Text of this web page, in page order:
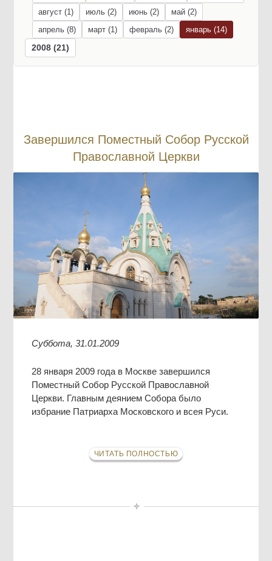
август (1)
июль (2) июнь (2)
май (2)
апрель (8)
март (1) февраль (2) январь (14)
2008 (21)
Завершился Поместный Собор Русской
Православной Церкви
Суббота, 31.01.2009
28 января 2009 года в Москве завершился
Поместный Собор Русской Православной
Церкви. Главным деянием Собора было
избрание Патриарха Московского и всея Руси.
ЧИТАТЬ ПОЛНОСТЬЮ